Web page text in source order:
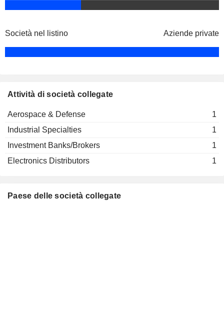
Società nel listino Aziende private
Attività di società collegate
Aerospace & Defense
1
Industrial Specialties
1
Investment Banks/Brokers
1
Electronics Distributors
1
Paese delle società collegate